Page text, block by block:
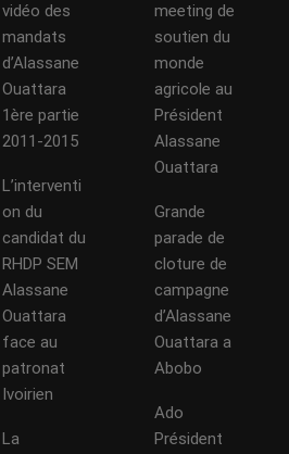
vidéo des
mandats
d’Alassane
Ouattara
1ère partie
2011-2015
L’interventi
on du
candidat du
RHDP SEM
Alassane
Ouattara
face au
patronat
Ivoirien
La
meeting de
soutien du
monde
agricole au
Président
Alassane
Ouattara
Grande
parade de
cloture de
campagne
d’Alassane
Ouattara a
Abobo
Ado
Président